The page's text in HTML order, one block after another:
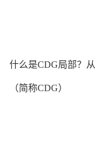
什么是CDG局部？
（简称CDG）